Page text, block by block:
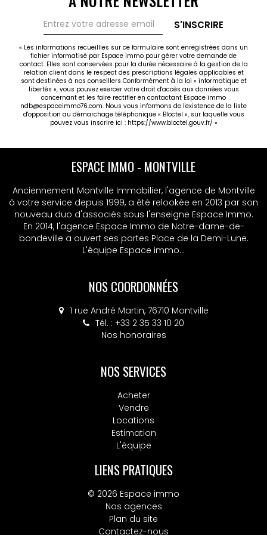
S'INSCRIRE
« Les informations recueillies sur ce formulaire sont enregistrées dans un
fichier informatisé par Espace immo pour gérer votre demande de
contact. Elles sont conservées pour la durée nécessaire à la gestion de la
relation client dans le respect des prescriptions légales applicables et
sont destinées à nos conseillers Conformément à la loi « informatique et
libertés », vous pouvez exercer votre droit d'accès aux données vous
concernant et les faire rectifier en contactant Espace immo
ndb@espaceimmo76.com. Nous vous informons de l'existence de la liste
d'opposition au démarchage téléphonique « Bloctel », sur laquelle vous
pouvez vous inscrire ici : https://www.bloctel.gouv.fr/ »
ESPACE IMMO - MONTVILLE
Anciennement Montville Immobilier, l'agence de Montville
à votre service depuis 1999, a été relookée en 2013 par son
nouveau duo d'associés sous l'enseigne Espace Immo.
En 2014, l'agence Espace Immo de Notre-dame-de-
bondeville a ouvert ses portes Place de la Demi-Lune.
L'équipe Espace immo...
NOS COORDONNÉES
1 rue André Martin, 76710 Montville
Tél. : +33 2 35 33 10 20
Nos honoraires
NOS SERVICES
Acheter
Vendre
Locations
Estimation
L'équipe
LIENS PRATIQUES
© 2026 Espace immo
Nos agences
Plan du site
Contactez-nous